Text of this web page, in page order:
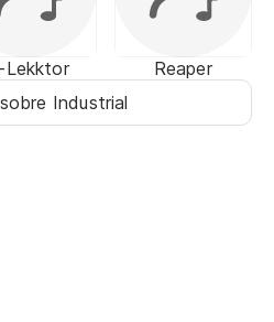
Lekktor
Reaper
Industrial